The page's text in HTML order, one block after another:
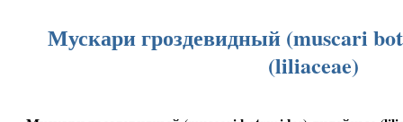
Мускари гроздевидный (muscari
(liliaceae)